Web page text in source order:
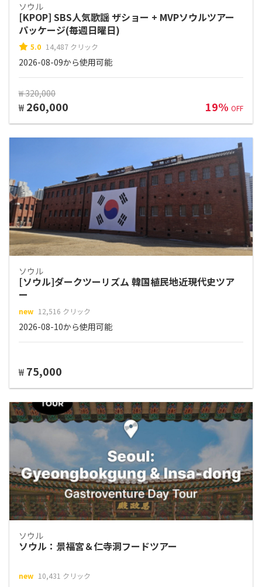
ソウル
[KPOP] SBS人気歌謡 ザショー + MVPソウルツアー
パッケージ(毎週日曜日)
5.0 14,487 クリック
2026-08-09から使用可能
₩ 320,000
₩ 260,000 19% OFF
ソウル
[ソウル]ダークツーリズム 韓国植民地近現代史ツア
ー
new 12,516 クリック
2026-08-10から使用可能
₩ 75,000
ソウル
ソウル：景福宮＆仁寺洞フードツアー
new 10,431 クリック